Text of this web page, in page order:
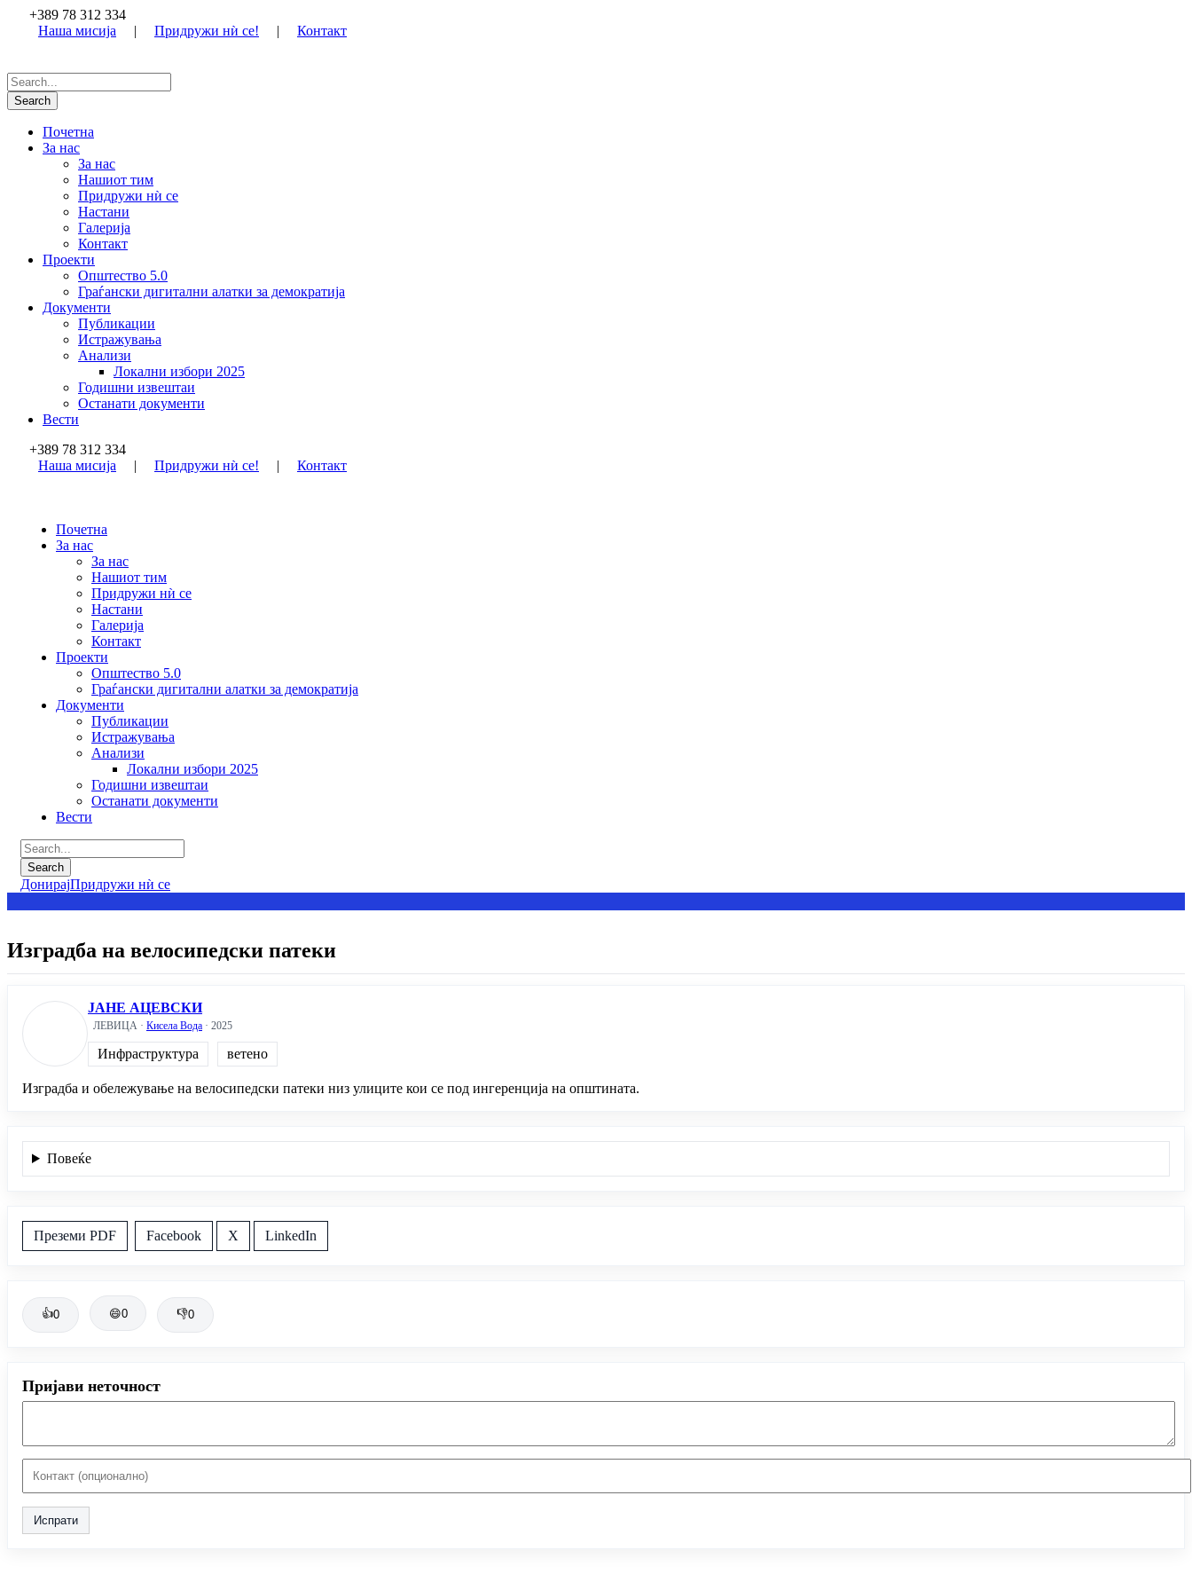
+389 78 312 334
Наша мисија
| Придружи нѝ се! | Контакт
Почетна
За нас
За нас
Нашиот тим
Придружи нѝ се
Настани
Галерија
Контакт
Проекти
Општество 5.0
Граѓански дигитални алатки за демократија
Документи
Публикации
Истражувања
Анализи
Локални избори 2025
Годишни извештаи
Останати документи
Вести
+389 78 312 334
Наша мисија
| Придружи нѝ се! | Контакт
Почетна
За нас
За нас
Нашиот тим
Придружи нѝ се
Настани
Галерија
Контакт
Проекти
Општество 5.0
Граѓански дигитални алатки за демократија
Документи
Публикации
Истражувања
Анализи
Локални избори 2025
Годишни извештаи
Останати документи
Вести
ДонирајПридружи нѝ се
Изградба на велосипедски патеки
ЈАНЕ АЦЕВСКИ
ЛЕВИЦА · Кисела Вода · 2025
Инфраструктура ветено
Изградба и обележување на велосипедски патеки низ улиците кои се под ингеренција на општината.
Повеќе
Преземи PDF Facebook X LinkedIn
👍0 😄0 👎0
Пријави неточност
Испрати